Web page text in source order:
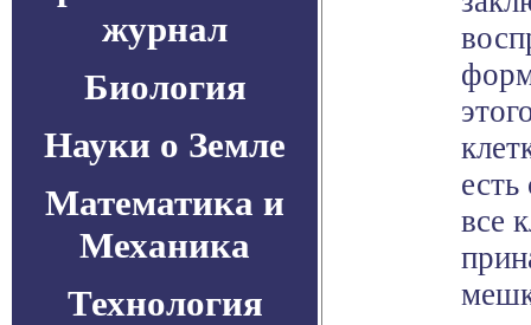
журнал
Биология
Науки о Земле
Математика и
Механика
Технология
все